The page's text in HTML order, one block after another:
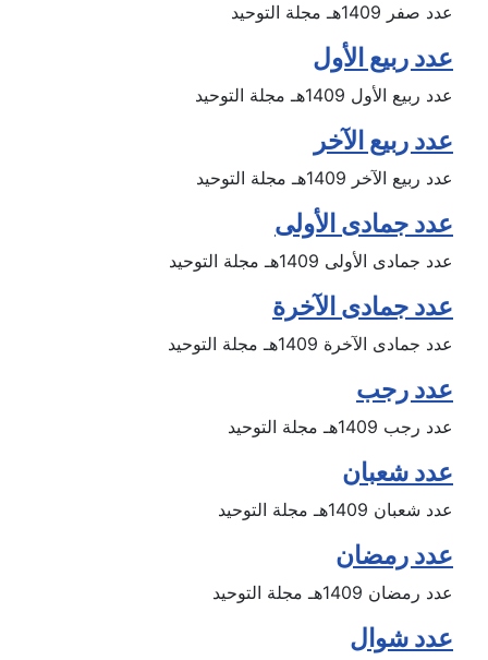
عدد صفر 1409هـ مجلة التوحيد
عدد ربيع الأول
عدد ربيع الأول 1409هـ مجلة التوحيد
عدد ربيع الآخر
عدد ربيع الآخر 1409هـ مجلة التوحيد
عدد جمادى الأولى
عدد جمادى الأولى 1409هـ مجلة التوحيد
عدد جمادى الآخرة
عدد جمادى الآخرة 1409هـ مجلة التوحيد
عدد رجب
عدد رجب 1409هـ مجلة التوحيد
عدد شعبان
عدد شعبان 1409هـ مجلة التوحيد
عدد رمضان
عدد رمضان 1409هـ مجلة التوحيد
عدد شوال